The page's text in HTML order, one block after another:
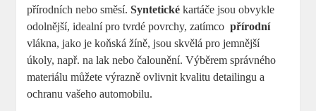
přírodních ‌nebo směsí.⁣Syntetické kartáče⁢ jsou obvykle
odolnější,‍ idealní pro tvrdé povrchy, zatímco ⁤přírodní
vlákna,​ jako je‌ koňská žíně, ​jsou ⁢skvělá pro jemnější
úkoly, např. na lak nebo ⁣čalounění. Výběrem​ správného
⁢materiálu můžete výrazně‌ ovlivnit ⁤kvalitu detailingu a
ochranu vašeho automobilu.